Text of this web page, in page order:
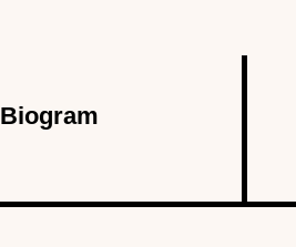
Biogram